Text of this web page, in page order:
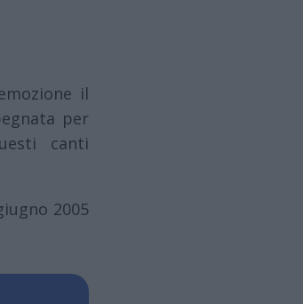
il
per
canti
2005